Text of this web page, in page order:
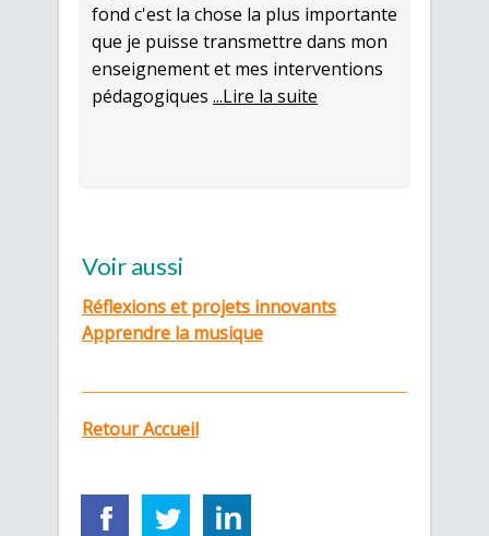
fond c'est la chose la plus importante
que je puisse transmettre dans mon
enseignement et mes interventions
pédagogiques ...Lire la suite
Voir aussi
Réflexions et projets innovants
Apprendre la musique
Retour Accueil